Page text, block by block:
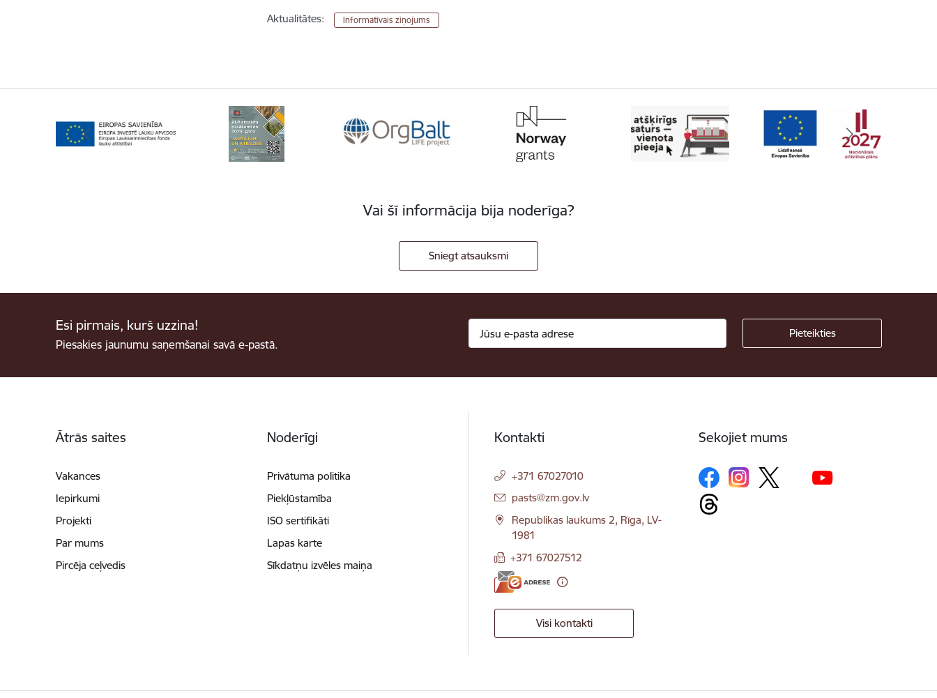
Aktualitātes: Informatīvais ziņojums
Vai šī informācija bija noderīga?
Sniegt atsauksmi
Esi pirmais, kurš uzzina!
Piesakies jaunumu saņemšanai savā e-pastā.
Ātrās saites
Vakances
Iepirkumi
Projekti
Par mums
Pircēja ceļvedis
Noderīgi
Privātuma politika
Piekļūstamība
ISO sertifikāti
Lapas karte
Sīkdatņu izvēles maiņa
Kontakti
+371 67027010
E-pasts:
pasts@zm.gov.lv
Republikas laukums 2, Rīga, LV-
1981
+371 67027512
Visi kontakti
Sekojiet mums